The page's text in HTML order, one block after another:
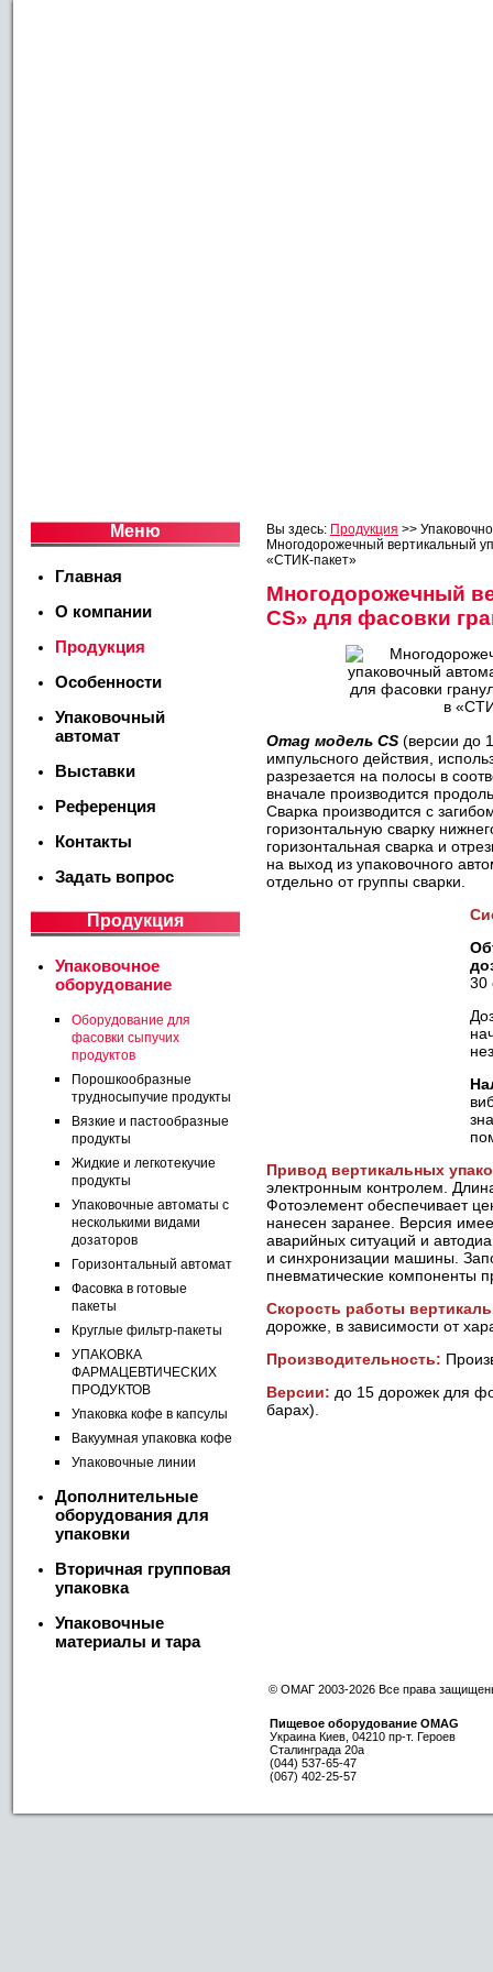
Вы здесь: Продукция >>
Многодорожечный вертикальный
«СТИК-пакет»
Многодорожечный
СS» для фасовки
Omag модель CS (версии до
импульсного действия,
разрезается на полосы в
вначале производится
Сварка производится с
горизонтальную сварку
горизонтальная сварка и
на выход из упаковочного
отдельно от группы сварки.
30
Привод вертикальных
электронным контролем.
Фотоэлемент обеспечивает
нанесен заранее. Версия
аварийных ситуаций и
и синхронизации машины.
пневматические компоненты
Скорость работы
дорожке, в зависимости от
Производительность:
Версии: до 15 дорожек для
барах).
Меню
Главная
О компании
Продукция
Особенности
Упаковочный
автомат
Выставки
Референция
Контакты
Задать вопрос
Продукция
Упаковочное
оборудование
Оборудование для
фасовки сыпучих
продуктов
Порошкообразные
трудносыпучие продукты
Вязкие и пастообразные
продукты
Жидкие и легкотекучие
продукты
Упаковочные автоматы с
несколькими видами
дозаторов
Горизонтальный автомат
Фасовка в готовые
пакеты
Круглые фильтр-пакеты
УПАКОВКА
ФАРМАЦЕВТИЧЕСКИХ
ПРОДУКТОВ
Упаковка кофе в капсулы
Вакуумная упаковка кофе
Упаковочные линии
Дополнительные
оборудования для
упаковки
Вторичная групповая
упаковка
Упаковочные
материалы и тара
© ОМАГ 2003-2026 Все права
Пищевое оборудование OMAG
Украина Киев 04210 пр-т. Героев
Сталинграда 20а
(044) 537-65-47
(067) 402-25-57